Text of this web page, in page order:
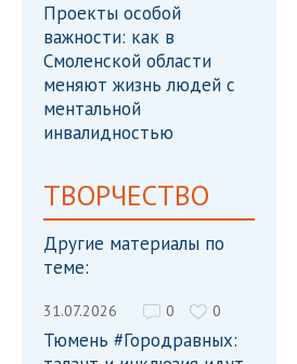
Проекты особой
важности: как в
Смоленской области
меняют жизнь людей с
ментальной
инвалидностью
ТВОРЧЕСТВО
Другие материалы по
теме:
31.07.2026 0 0
Тюмень #Городравных: